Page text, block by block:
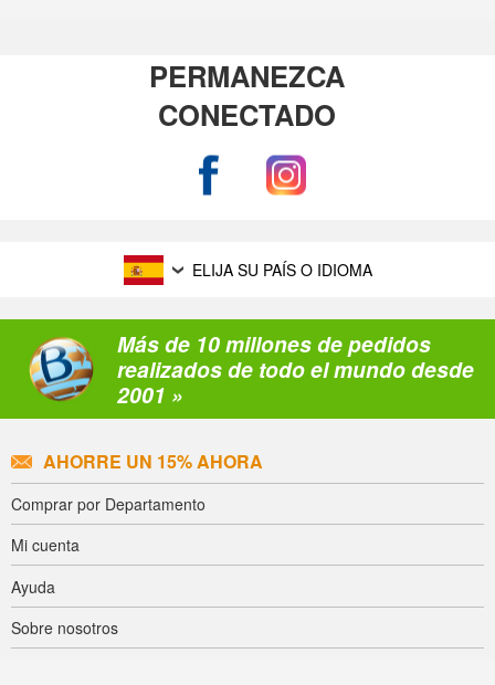
PERMANEZCA
CONECTADO
ELIJA SU PAÍS O IDIOMA
Más de 10 millones de pedidos
realizados de todo el mundo desde
2001 »
AHORRE UN 15% AHORA
Comprar por Departamento
Mi cuenta
Ayuda
Sobre nosotros